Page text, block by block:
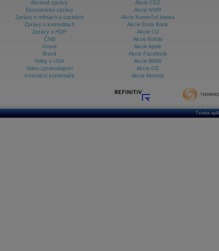
Akciové zprávy
Ekonomické zprávy
Zprávy o měnách a sazbách
Zprávy o komoditách
Zprávy o HDP
ČNB
Grexit
Brexit
Volby v USA
Video zpravodajství
Investiční komentáře
Akcie ČEZ
Akcie NWR
Akcie Komerční banka
Akcie Erste Bank
Akcie O2
Akcie Kofola
Akcie Apple
Akcie Facebook
Akcie BMW
Akcie GE
Akcie Moneta
Tvorba